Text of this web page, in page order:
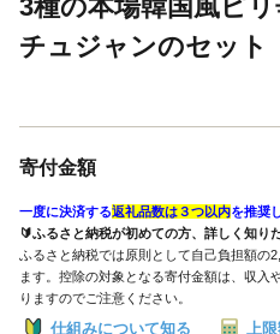
3種の本場韓国風ピ
チュジャンのセット
寄付金額
一度に決済する返礼品数は３つ以内を推奨
🔰ふるさと納税が初めての方、詳しく知り
ふるさと納税では原則として自己負担額の
ます。控除の対象となる寄付金額は、収入
りますのでご注意ください。
仕組みについて知る 上